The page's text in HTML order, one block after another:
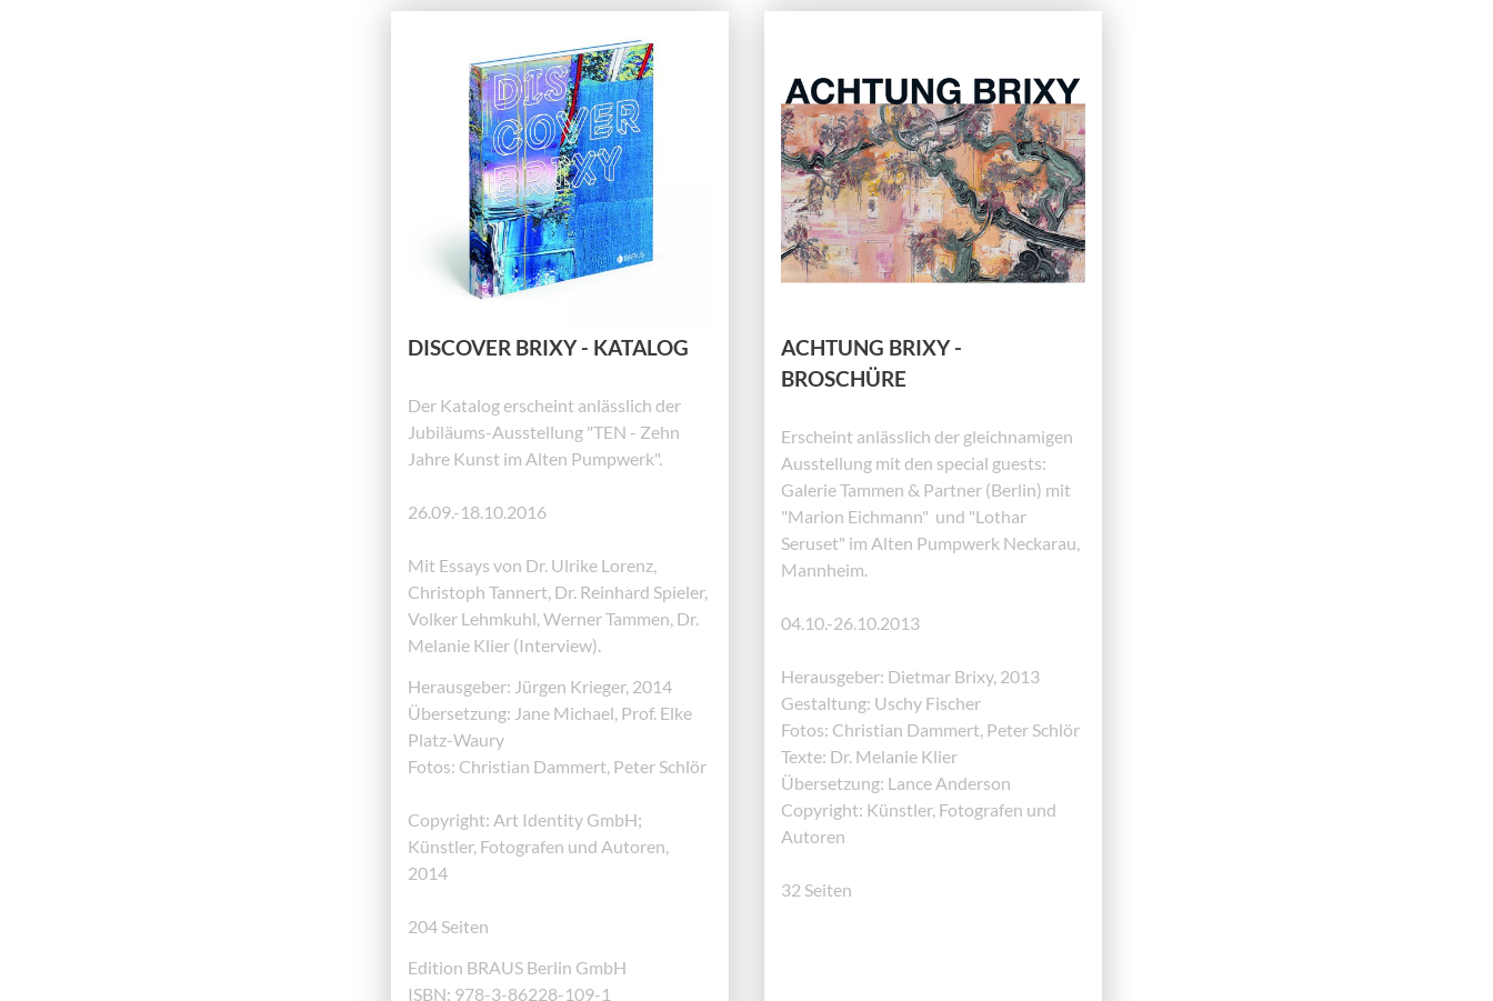
DISCOVER BRIXY - KATALOG
Der Katalog erscheint anlässlich der
Jubiläums-Ausstellung "TEN - Zehn
Jahre Kunst im Alten Pumpwerk".
26.09.-18.10.2016
Mit Essays von Dr. Ulrike Lorenz,
Christoph Tannert, Dr. Reinhard Spieler,
Volker Lehmkuhl, Werner Tammen, Dr.
Melanie Klier (Interview).
Herausgeber: Jürgen Krieger, 2014
Übersetzung: Jane Michael, Prof. Elke
Platz-Waury
Fotos: Christian Dammert, Peter Schlör
Copyright: Art Identity GmbH;
Künstler, Fotografen und Autoren,
2014
204 Seiten
Edition BRAUS Berlin GmbH
ISBN: 978-3-86228-109-1
ACHTUNG BRIXY -
BROSCHÜRE
Erscheint anlässlich der gleichnamigen
Ausstellung mit den special guests:
Galerie Tammen & Partner (Berlin) mit
"Marion Eichmann" und "Lothar
Seruset" im Alten Pumpwerk Neckarau,
Mannheim.
04.10.-26.10.2013
Herausgeber: Dietmar Brixy, 2013
Gestaltung: Uschy Fischer
Fotos: Christian Dammert, Peter Schlör
Texte: Dr. Melanie Klier
Übersetzung: Lance Anderson
Copyright: Künstler, Fotografen und
Autoren
32 Seiten